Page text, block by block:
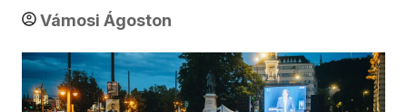
Vámosi Ágoston